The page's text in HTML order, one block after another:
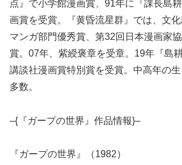
点』で小学館漫画賞、91年に『課長島
画賞を受賞。『黄昏流星群』では、文
マンガ部門優秀賞、第32回日本漫画家
賞。07年、紫綬褒章を受章。19年『島
講談社漫画賞特別賞を受賞。中高年の
多数。
–{『ガープの世界』作品情報}–
『ガープの世界』（1982）